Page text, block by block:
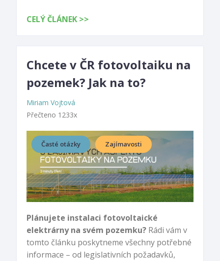
CELÝ ČLÁNEK >>
Chcete v ČR fotovoltaiku na
pozemek? Jak na to?
Miriam Vojtová
Přečteno 1233x
Časté otázky Zajímavosti
Plánujete instalaci fotovoltaické
elektrárny na svém pozemku?Rádi vám v
tomto článku poskytneme všechny potřebné
informace – od legislativních požadavků,